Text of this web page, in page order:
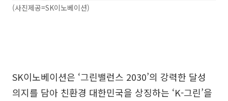
(사진제공=SK이노베이션)
SK이노베이션은 ‘그린밸런스 2030’의 강력한 달성
의지를 담아 친환경 대한민국을 상징하는 ‘K-그린’을